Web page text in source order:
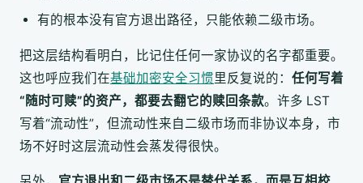
有的根本没有官方退出路径，只能依赖二级市场。
把这层结构看明白，比记住任何一家协议的名字都重要。
这也呼应我们在基础加密安全习惯里反复说的： 任何写着
“随时可赎”的资产，都要去翻它的赎回条款。许多 LST
写着“流动性”，但流动性来自二级市场而非协议本身，市
场不好时这层流动性会蒸发得很快。